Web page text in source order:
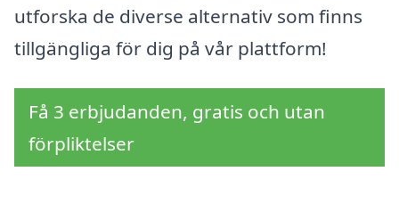
utforska de diverse alternativ som finns
tillgängliga för dig på vår plattform!
Få 3 erbjudanden, gratis och utan
förpliktelser